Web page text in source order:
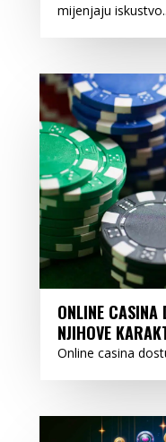
mijenjaju
ONLINE CASINA
NJIHOVE
Online casina